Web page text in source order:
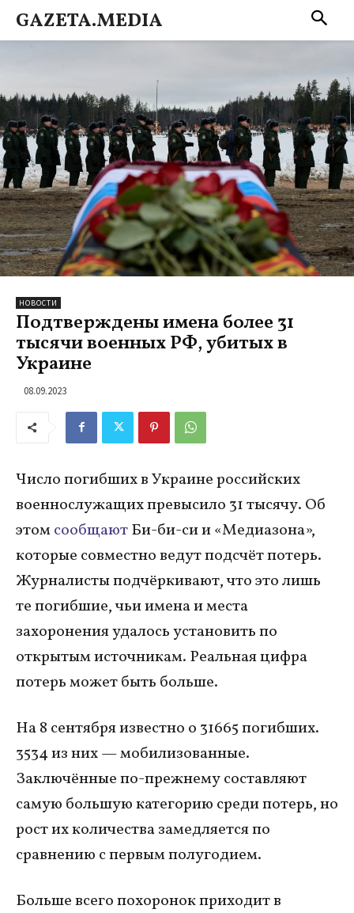
GAZETA.MEDIA
НОВОСТИ
Подтверждены имена более 31
тысячи военных РФ, убитых в
Украине
08.09.2023
Число погибших в Украине российских
военнослужащих превысило 31 тысячу. Об
этомсообщаютБи-би-си и «Медиазона»,
которые совместно ведут подсчёт потерь.
Журналисты подчёркивают, что это лишь
те погибшие, чьи имена и места
захоронения удалось установить по
открытым источникам. Реальная цифра
потерь может быть больше.
На 8 сентября известно о 31665 погибших.
3534 из них — мобилизованные.
Заключённые по-прежнему составляют
самую большую категорию среди потерь, но
рост их количества замедляется по
сравнению с первым полугодием.
Больше всего похоронок приходит в